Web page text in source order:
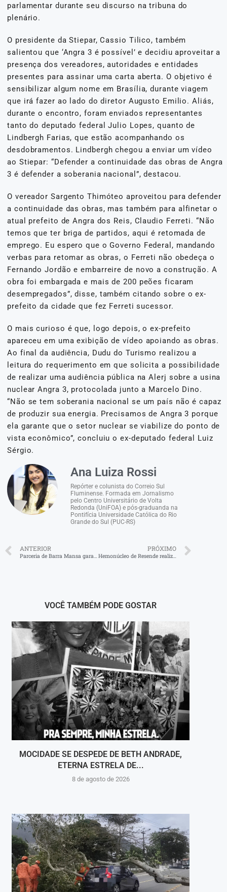
parlamentar durante seu discurso na tribuna do
plenário.
O presidente da Stiepar, Cassio Tilico, também
salientou que ‘Angra 3 é possível’ e decidiu aproveitar a
presença dos vereadores, autoridades e entidades
presentes para assinar uma carta aberta. O objetivo é
sensibilizar algum nome em Brasília, durante viagem
que irá fazer ao lado do diretor Augusto Emilio. Aliás,
durante o encontro, foram enviados representantes
tanto do deputado federal Julio Lopes, quanto de
Lindbergh Farias, que estão acompanhando os
desdobramentos. Lindbergh chegou a enviar um vídeo
ao Stiepar: “Defender a continuidade das obras de Angra
3 é defender a soberania nacional”, destacou.
O vereador Sargento Thimóteo aproveitou para defender
a continuidade das obras, mas também para alfinetar o
atual prefeito de Angra dos Reis, Claudio Ferreti. “Não
temos que ter briga de partidos, aqui é retomada de
emprego. Eu espero que o Governo Federal, mandando
verbas para retomar as obras, o Ferreti não obedeça o
Fernando Jordão e embarreire de novo a construção. A
obra foi embargada e mais de 200 peões ficaram
desempregados”, disse, também citando sobre o ex-
prefeito da cidade que fez Ferreti sucessor.
O mais curioso é que, logo depois, o ex-prefeito
apareceu em uma exibição de vídeo apoiando as obras.
Ao final da audiência, Dudu do Turismo realizou a
leitura do requerimento em que solicita a possibilidade
de realizar uma audiência pública na Alerj sobre a usina
nuclear Angra 3, protocolada junto a Marcelo Dino.
“Não se tem soberania nacional se um país não é capaz
de produzir sua energia. Precisamos de Angra 3 porque
ela garante que o setor nuclear se viabilize do ponto de
vista econômico”, concluiu o ex-deputado federal Luiz
Sérgio.
Ana Luiza Rossi
Repórter e colunista do Correio Sul
Fluminense. Formada em Jornalismo
pelo Centro Universitário de Volta
Redonda (UniFOA) e pós-graduanda na
Pontifícia Universidade Católica do Rio
Grande do Sul (PUC-RS)
ANTERIOR PRÓXIMO
Hemonúcleo de Resende realiza campanha de doação de sangue
VOCÊ TAMBÉM PODE GOSTAR
MOCIDADE SE DESPEDE DE BETH ANDRADE,
ETERNA ESTRELA DE...
8 de agosto de 2026